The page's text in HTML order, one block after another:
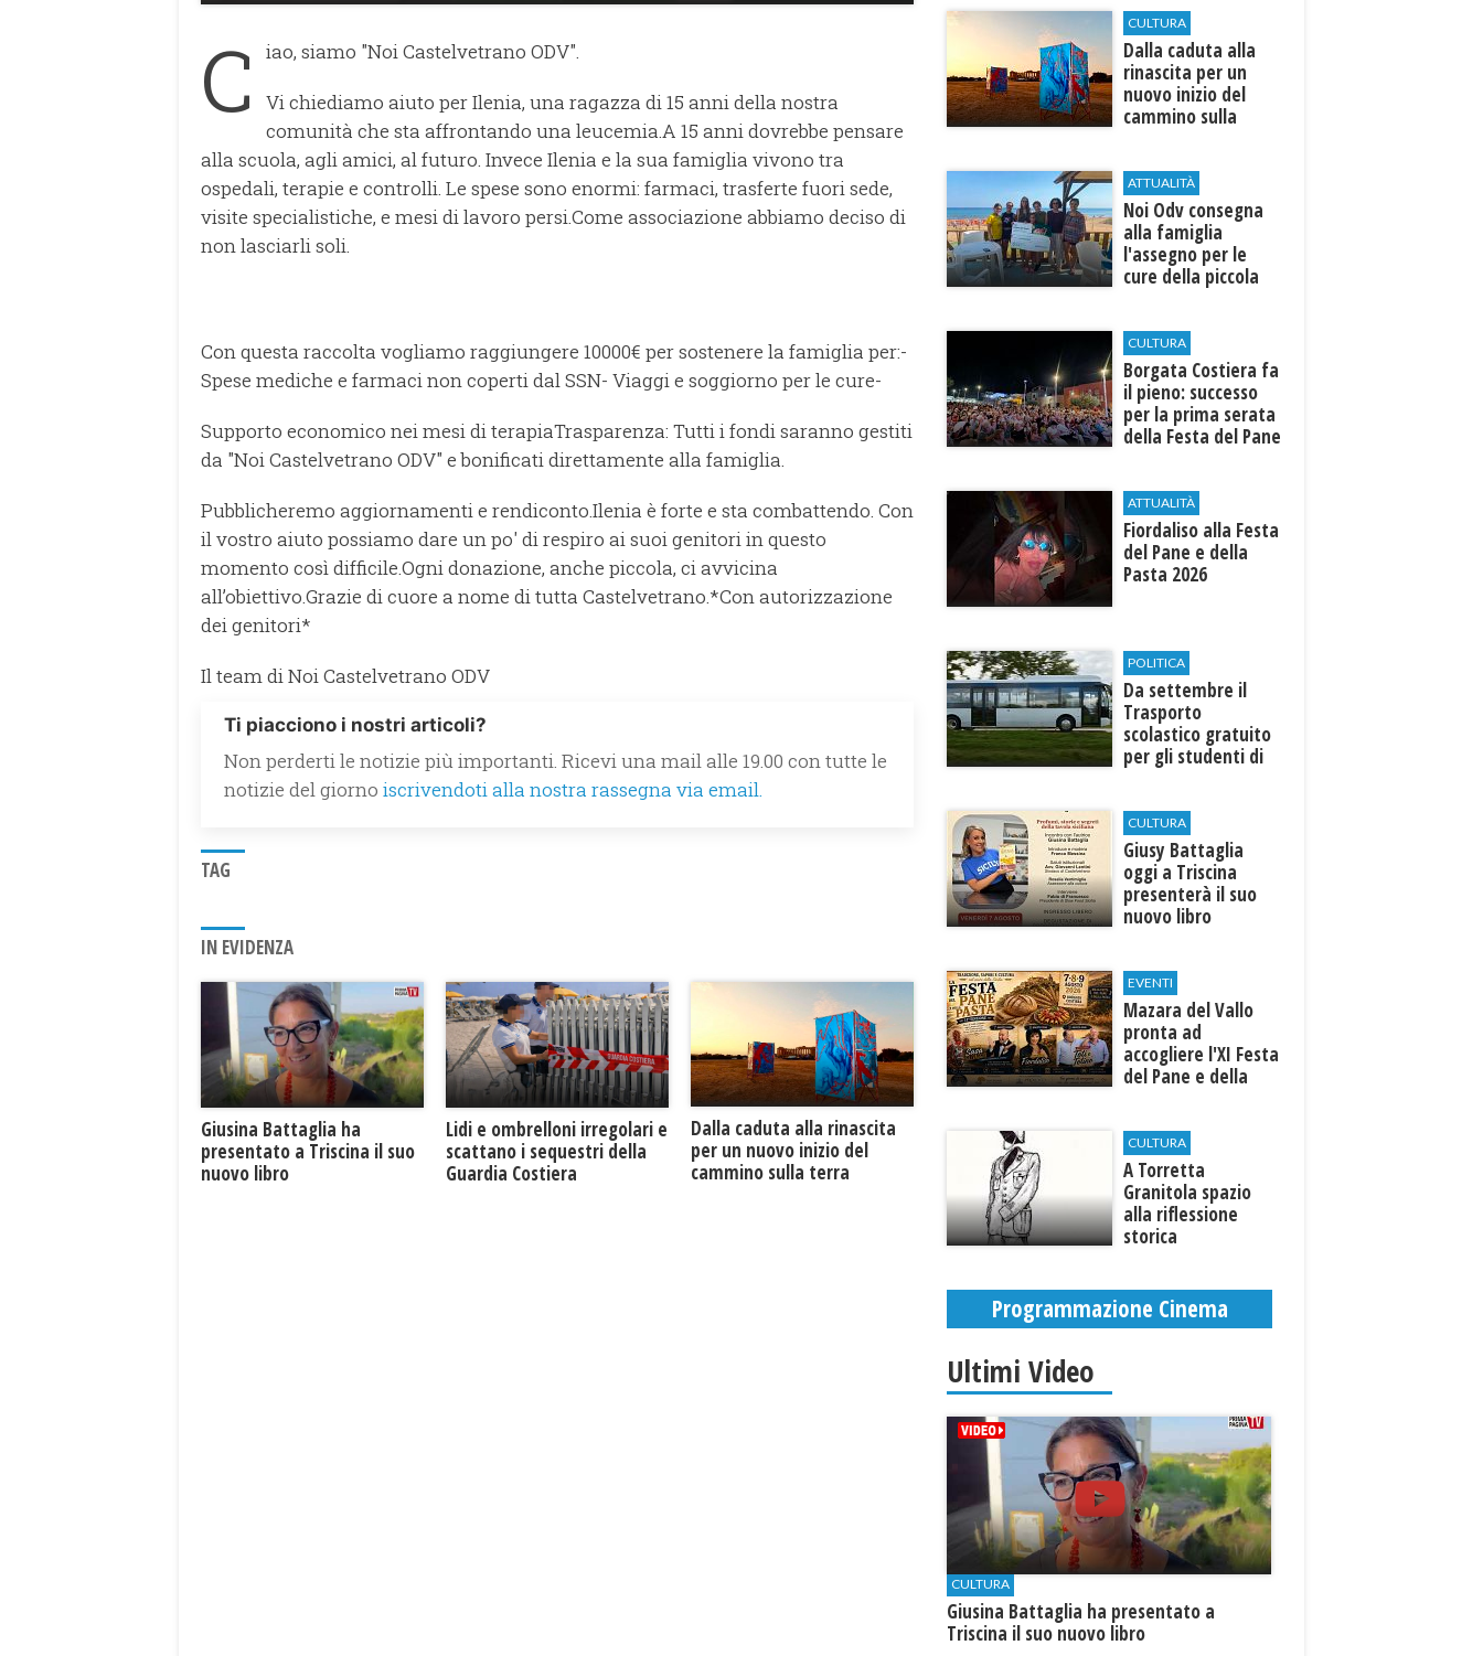
C
iao, siamo "Noi Castelvetrano ODV".
Vi chiediamo aiuto per Ilenia, una ragazza di 15 anni della nostra
comunità che sta affrontando una leucemia.A 15 anni dovrebbe pensare
alla scuola, agli amici, al futuro. Invece Ilenia e la sua famiglia vivono tra
ospedali, terapie e controlli. Le spese sono enormi: farmaci, trasferte fuori sede,
visite specialistiche, e mesi di lavoro persi.Come associazione abbiamo deciso di
non lasciarli soli.
Con questa raccolta vogliamo raggiungere 10000€ per sostenere la famiglia per:-
Spese mediche e farmaci non coperti dal SSN- Viaggi e soggiorno per le cure-
Supporto economico nei mesi di terapiaTrasparenza: Tutti i fondi saranno gestiti
da "Noi Castelvetrano ODV" e bonificati direttamente alla famiglia.
Pubblicheremo aggiornamenti e rendiconto.Ilenia è forte e sta combattendo. Con
il vostro aiuto possiamo dare un po' di respiro ai suoi genitori in questo
momento così difficile.Ogni donazione, anche piccola, ci avvicina
all’obiettivo.Grazie di cuore a nome di tutta Castelvetrano.*Con autorizzazione
dei genitori*
Il team di Noi Castelvetrano ODV
Ti piacciono i nostri articoli?
Non perderti le notizie più importanti. Ricevi una mail alle 19.00 con tutte le
notizie del giorno iscrivendoti alla nostra rassegna via email.
TAG
IN EVIDENZA
Giusina Battaglia ha
presentato a Triscina il suo
nuovo libro
Lidi e ombrelloni irregolari e
scattano i sequestri della
Guardia Costiera
Dalla caduta alla rinascita
per un nuovo inizio del
cammino sulla terra
CULTURA
Dalla caduta alla
rinascita per un
nuovo inizio del
cammino sulla
ATTUALITÀ
Noi Odv consegna
alla famiglia
l'assegno per le
cure della piccola
CULTURA
​Borgata Costiera fa
il pieno: successo
per la prima serata
della Festa del Pane
ATTUALITÀ
Fiordaliso alla Festa
del Pane e della
Pasta 2026
POLITICA
Da settembre il
Trasporto
scolastico gratuito
per gli studenti di
CULTURA
Giusy Battaglia
oggi a Triscina
presenterà il suo
nuovo libro
EVENTI
Mazara del Vallo
pronta ad
accogliere l'XI Festa
del Pane e della
CULTURA
​A Torretta
Granitola spazio
alla riflessione
storica
Programmazione Cinema
Ultimi Video
CULTURA
Giusina Battaglia ha presentato a
Triscina il suo nuovo libro